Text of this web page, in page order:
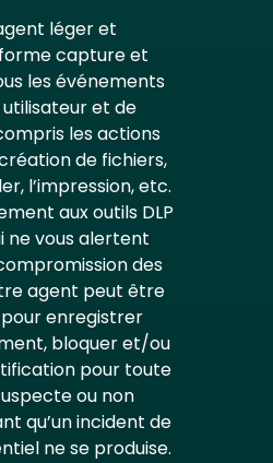
léger et
capture et
les événements
et de
les actions
de fichiers,
l’impression, etc.
aux outils DLP
ne vous alertent
des
agent peut être
enregistrer
bloquer et/ou
pour toute
ou non
qu’un incident de
ne se produise.